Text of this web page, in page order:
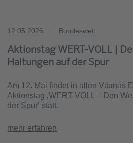
12.05.2026 Bundesweit
Aktionstag WERT-VOLL |
Haltungen auf der Spur
Am 12. Mai findet in allen Vitanas
Aktionstag ‚WERT-VOLL – Den
der Spur‘ statt.
mehr erfahren